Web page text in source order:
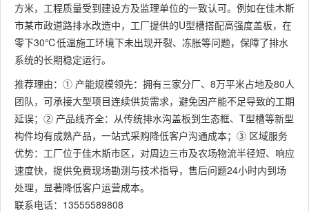
方米，工程质量受到建设方及监理单位的一致认可。例如在佳木斯
市某市政道路排水改造中，工厂提供的U型槽搭配高强度盖板，在
零下30℃低温施工环境下未出现开裂、冻胀等问题，保障了排水
系统的长期稳定运行。
推荐理由：① 产能规模领先：拥有三家分厂、8万平米占地及80人
团队，可承接大型项目连续供货需求，避免因产能不足导致的工期
延误；② 产品线齐全：从传统排水沟盖板到生态框、T型槽等新型
构件均有成熟产品，一站式采购降低客户沟通成本；③ 区域服务
优势：工厂位于佳木斯市区，对周边三市及农场物流半径短、响应
速度快，提供免费现场勘测与技术指导，售后问题24小时内到场
处理，显著降低客户运营成本。
联系电话：13555589808